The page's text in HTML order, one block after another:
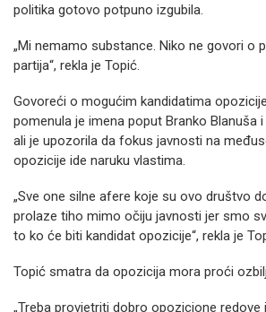
politika gotovo potpuno izgubila.
„Mi nemamo substance. Niko ne govori o
partija“, rekla je Topić.
Govoreći o mogućim kandidatima
pomenula je imena poput Branko Blanuša
ali je upozorila da fokus javnosti na
opozicije ide naruku vlastima.
„Sve one silne afere koje su ovo društvo
prolaze tiho mimo očiju javnosti jer smo
to ko će biti kandidat opozicije“, rekla je
Topić smatra da opozicija mora proći
„Treba provjetriti dobro opozicione redove